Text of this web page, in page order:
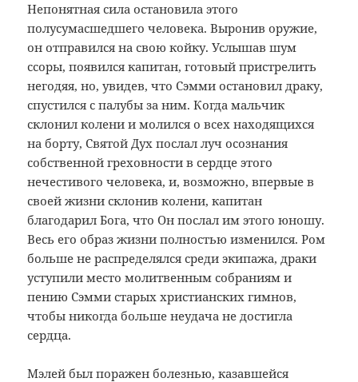
Непонятная сила остановила этого
полусумасшедшего человека. Выронив оружие,
он отправился на свою койку. Услышав шум
ссоры, появился капитан, готовый пристрелить
негодяя, но, увидев, что Сэмми остановил драку,
спустился с палубы за ним. Когда мальчик
склонил колени и молился о всех находящихся
на борту, Святой Дух послал луч осознания
собственной греховности в сердце этого
нечестивого человека, и, возможно, впервые в
своей жизни склонив колени, капитан
благодарил Бога, что Он послал им этого юношу.
Весь его образ жизни полностью изменился. Ром
больше не распределялся среди экипажа, драки
уступили место молитвенным собраниям и
пению Сэмми старых христианских гимнов,
чтобы никогда больше неудача не достигла
сердца.
Мэлей был поражен болезнью, казавшейся